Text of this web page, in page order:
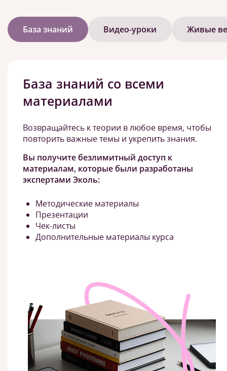
База знаний Видео-уроки Живые
База знаний со всеми
материалами
Возвращайтесь к теории в любое время, чтобы
повторить важные темы и укрепить знания.
Вы получите безлимитный доступ к
материалам, которые были разработаны
экспертами Эколь:
Методические материалы
Презентации
Чек-листы
Дополнительные материалы курса